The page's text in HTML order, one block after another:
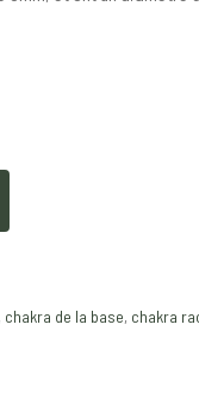
chakra de la base, chakra